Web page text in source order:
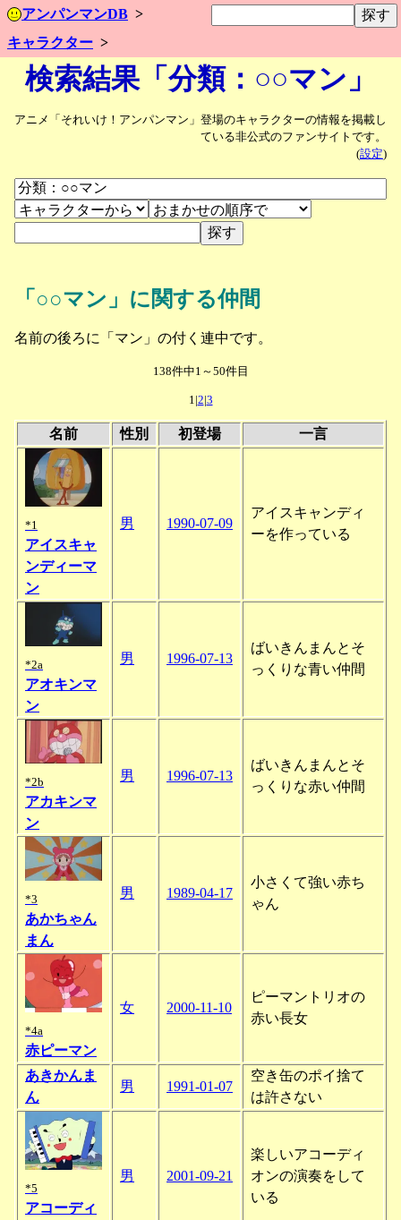
アンパンマンDB
キャラクター
検索結果「分類：○○マン」
アニメ「それいけ！アンパンマン」登場のキャラクターの情報を掲載し
ている非公式のファンサイトです。
(設定)
「○○マン」に関する仲間
名前の後ろに「マン」の付く連中です。
138件中1～50件目
1|2|3
名前 性別 初登場 一言
*1
アイスキャ
ンディーマ
ン
男 1990-07-09
アイスキャンディ
ーを作っている
*2a
アオキンマ
ン
男 1996-07-13
ばいきんまんとそ
っくりな青い仲間
*2b
アカキンマ
ン
男 1996-07-13
ばいきんまんとそ
っくりな赤い仲間
*3
あかちゃん
まん
男 1989-04-17
小さくて強い赤ち
ゃん
*4a
赤ピーマン
女 2000-11-10
ピーマントリオの
赤い長女
あきかんま
ん
男 1991-01-07
空き缶のポイ捨て
は許さない
*5
アコーディ
男 2001-09-21
楽しいアコーディ
オンの演奏をして
いる